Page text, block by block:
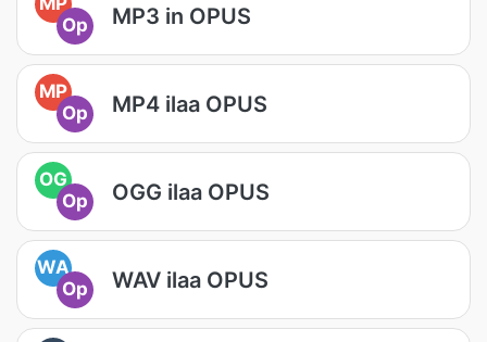
Op
MP3 in OPUS
MP
Op
MP4 ilaa OPUS
OG
Op
OGG ilaa OPUS
WA
Op
WAV ilaa OPUS